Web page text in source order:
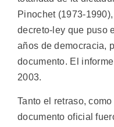
Pinochet (1973-
decreto-ley que puso
años de democracia,
documento. El
2003.
Tanto el retraso,
documento oficial